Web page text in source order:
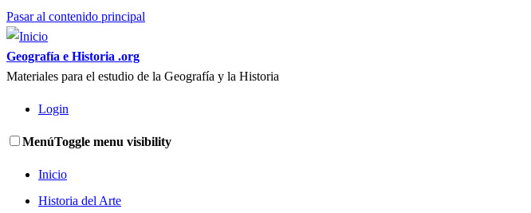
Pasar al contenido principal
Geografía e Historia .org
Materiales para el estudio de la Geografía y la Historia
Login
MenúToggle menu visibility
Inicio
Historia del Arte